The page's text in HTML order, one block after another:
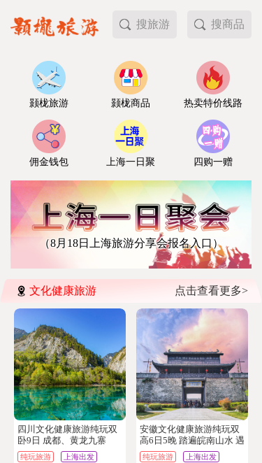
搜商品
搜旅游
颢栊旅游 颢栊商品 热卖特价线路
佣金钱包 上海一日聚 四购一赠
（8月18日上海旅游分享会报名入口）
文化健康旅游 点击查看更多>
四川文化健康旅游纯玩双
卧9日 成都、黄龙九寨
沟、三星堆、熊猫基地
纯玩旅游 上海出发
安徽文化健康旅游纯玩双
高6日5晚 踏遍皖南山水 遇
见烟火徽州
纯玩旅游 上海出发